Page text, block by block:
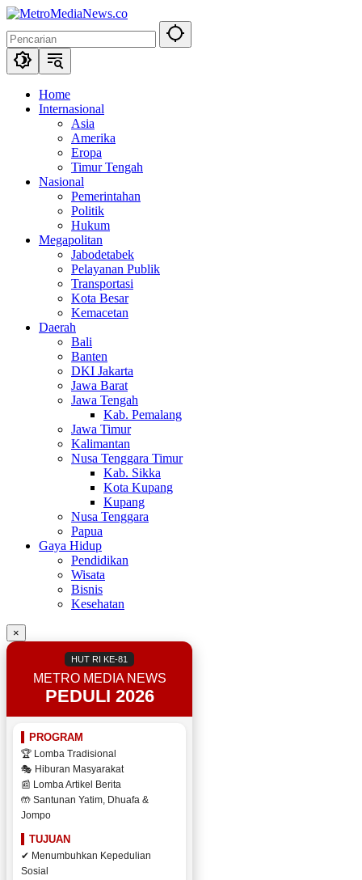
Langsung
konten
Home
Internasional
Asia
Amerika
Eropa
Timur Tengah
Nasional
Pemerintahan
Politik
Hukum
Megapolitan
Jabodetabek
Pelayanan Publik
Transportasi
Kota Besar
Kemacetan
Daerah
Bali
Banten
DKI Jakarta
Jawa Barat
Jawa Tengah
Kab. Pemalang
Jawa Timur
Kalimantan
Nusa Tenggara Timur
Kab. Sikka
Kota Kupang
Kupang
Nusa Tenggara
Papua
Gaya Hidup
Pendidikan
Wisata
Bisnis
Kesehatan
×
HUT RI KE-81
METRO MEDIA NEWS
PEDULI 2026
PROGRAM
🏆 Lomba Tradisional
🎭 Hiburan Masyarakat
📰 Lomba Artikel Berita
🤲 Santunan Yatim, Dhuafa &
Jompo
TUJUAN
✔ Menumbuhkan Kepedulian
Sosial